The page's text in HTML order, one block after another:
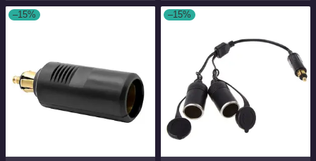
–15% –15%